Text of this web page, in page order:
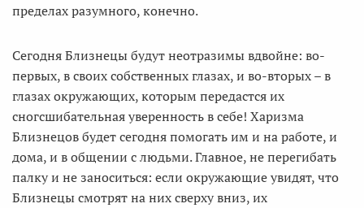
пределах разумного, конечно.
Сегодня Близнецы будут неотразимы вдвойне: во-
первых, в своих собственных глазах, и во-вторых – в
глазах окружающих, которым передастся их
сногсшибательная уверенность в себе! Харизма
Близнецов будет сегодня помогать им и на работе, и
дома, и в общении с людьми. Главное, не перегибать
палку и не заноситься: если окружающие увидят, что
Близнецы смотрят на них сверху вниз, их